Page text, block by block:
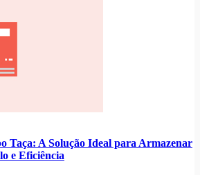
Taça: A Solução Ideal para Armazenar
e Eficiência